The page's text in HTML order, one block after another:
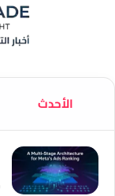
الأحدث